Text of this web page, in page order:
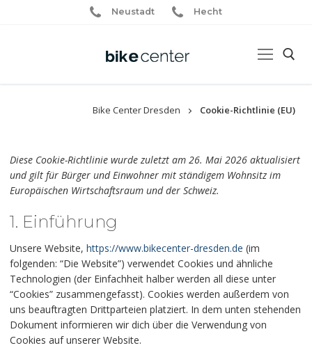
Neustadt Hecht
Bike Center Dresden Cookie-Richtlinie (EU)
Diese Cookie-Richtlinie wurde zuletzt am 26. Mai 2026 aktualisiert
und gilt für Bürger und Einwohner mit ständigem Wohnsitz im
Europäischen Wirtschaftsraum und der Schweiz.
1. Einführung
Unsere Website, https://www.bikecenter-dresden.de (im
folgenden: “Die Website”) verwendet Cookies und ähnliche
Technologien (der Einfachheit halber werden all diese unter
“Cookies” zusammengefasst). Cookies werden außerdem von
uns beauftragten Drittparteien platziert. In dem unten stehenden
Dokument informieren wir dich über die Verwendung von
Cookies auf unserer Website.